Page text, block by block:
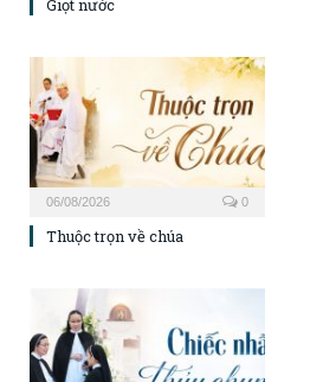
Giọt nước
06/08/2026 0
Thuộc trọn về chúa